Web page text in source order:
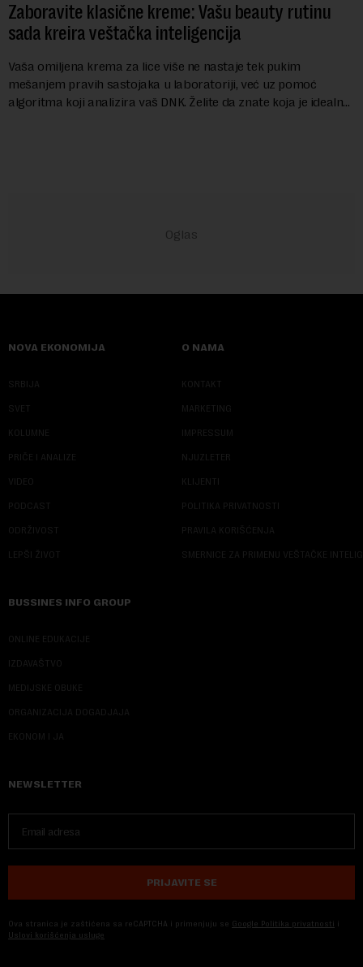
Zaboravite klasične kreme: Vašu beauty rutinu
sada kreira veštačka inteligencija
Vaša omiljena krema za lice više ne nastaje tek pukim
mešanjem pravih sastojaka u laboratoriji, već uz pomoć
algoritma koji analizira vaš DNK. Želite da znate koja je idealna
NOVA EKONOMIJA
SRBIJA
SVET
KOLUMNE
PRIČE I ANALIZE
VIDEO
PODCAST
ODRŽIVOST
LEPŠI ŽIVOT
O NAMA
KONTAKT
MARKETING
IMPRESSUM
NJUZLETER
KLIJENTI
POLITIKA PRIVATNOSTI
PRAVILA KORIŠĆENJA
SMERNICE ZA PRIMENU VEŠTAČKE
BUSSINES INFO GROUP
ONLINE EDUKACIJE
IZDAVAŠTVO
MEDIJSKE OBUKE
ORGANIZACIJA DOGADJAJA
EKONOM I JA
NEWSLETTER
PRIJAVITE SE
Ova stranica je zaštićena sa reCAPTCHA i primenjuju se Google Politika privatnosti i
Uslovi korišćenja usluge